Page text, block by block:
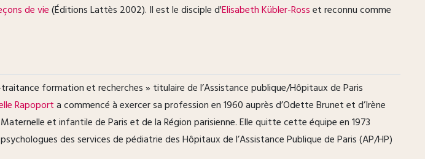
de vie(Éditions Lattès 2002). Il est le disciple d'Elisabeth Kübler-Rosset reconnu comme
formation et recherches » titulaire de l’Assistance publique/Hôpitaux de Paris
Rapoporta commencé à exercer sa profession en 1960 auprès d’Odette Brunet et d’Irène
et infantile de Paris et de la Région parisienne. Elle quitte cette équipe en 1973
des services de pédiatrie des Hôpitaux de l’Assistance Publique de Paris (AP/HP)